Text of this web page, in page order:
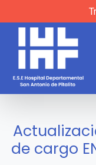
de cargo